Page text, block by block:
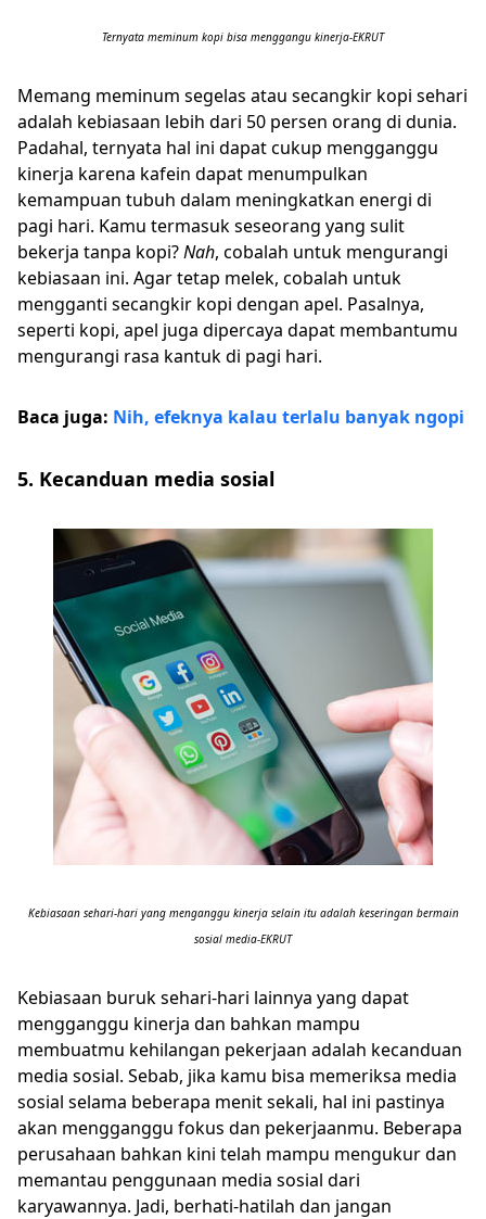
Ternyata meminum kopi bisa menggangu kinerja-EKRUT
Memang meminum segelas atau secangkir kopi sehari
adalah kebiasaan lebih dari 50 persen orang di dunia.
Padahal, ternyata hal ini dapat cukup mengganggu
kinerja karena kafein dapat menumpulkan
kemampuan tubuh dalam meningkatkan energi di
pagi hari. Kamu termasuk seseorang yang sulit
bekerja tanpa kopi?Nah, cobalah untuk mengurangi
kebiasaan ini. Agar tetap melek, cobalah untuk
mengganti secangkir kopi dengan apel. Pasalnya,
seperti kopi, apel juga dipercaya dapat membantumu
mengurangi rasa kantuk di pagi hari.
Baca juga: Nih, efeknya kalau terlalu banyak ngopi
5. Kecanduan media sosial
Kebiasaan sehari-hari yang menganggu kinerja selain itu adalah keseringan bermain
sosial media-EKRUT
Kebiasaan buruk sehari-hari lainnya yang dapat
mengganggu kinerja dan bahkan mampu
membuatmu kehilangan pekerjaan adalah kecanduan
media sosial. Sebab, jika kamu bisa memeriksa media
sosial selama beberapa menit sekali, hal ini pastinya
akan mengganggu fokus dan pekerjaanmu. Beberapa
perusahaan bahkan kini telah mampu mengukur dan
memantau penggunaan media sosial dari
karyawannya. Jadi, berhati-hatilah dan jangan